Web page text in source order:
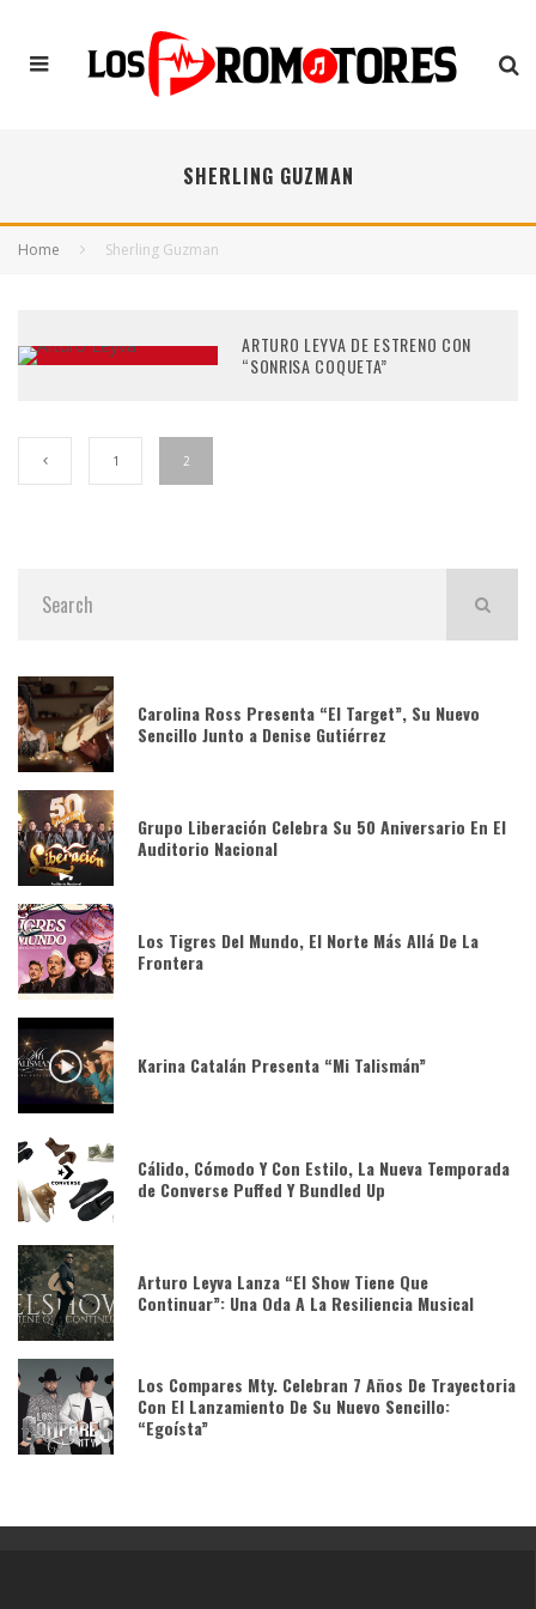
SHERLING GUZMAN
Home Sherling Guzman
ARTURO LEYVA DE ESTRENO CON
“SONRISA COQUETA”
1 2
Carolina Ross Presenta “El Target”, Su Nuevo
Sencillo Junto a Denise Gutiérrez
Grupo Liberación Celebra Su 50 Aniversario En El
Auditorio Nacional
Los Tigres Del Mundo, El Norte Más Allá De La
Frontera
Karina Catalán Presenta “Mi Talismán”
Cálido, Cómodo Y Con Estilo, La Nueva Temporada
de Converse Puffed Y Bundled Up
Arturo Leyva Lanza “El Show Tiene Que
Continuar”: Una Oda A La Resiliencia Musical
Los Compares Mty. Celebran 7 Años De Trayectoria
Con El Lanzamiento De Su Nuevo Sencillo:
“Egoísta”